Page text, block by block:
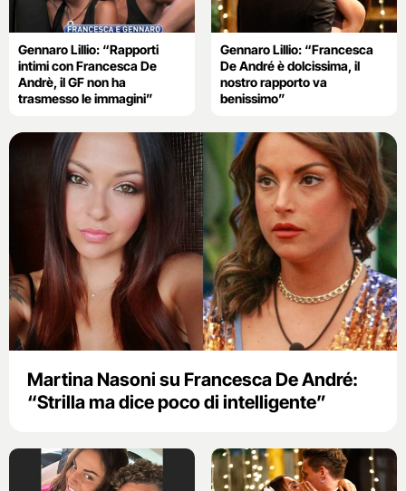
Gennaro Lillio: “Rapporti
intimi con Francesca De
Andrè, il GF non ha
trasmesso le immagini”
Gennaro Lillio: “Francesca
De André è dolcissima, il
nostro rapporto va
benissimo”
Martina Nasoni su Francesca De André:
“Strilla ma dice poco di intelligente”